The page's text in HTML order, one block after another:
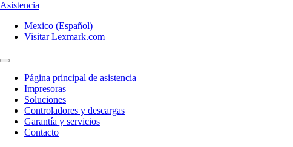
Asistencia
Mexico (Español)
Visitar Lexmark.com
Página principal de asistencia
Impresoras
Soluciones
Controladores y descargas
Garantía y servicios
Contacto